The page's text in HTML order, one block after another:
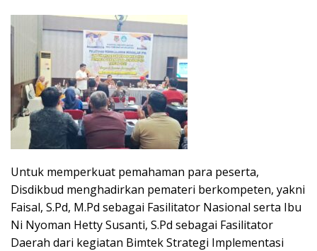
Untuk memperkuat pemahaman para peserta,
Disdikbud menghadirkan pemateri berkompeten, yakni
Faisal, S.Pd, M.Pd sebagai Fasilitator Nasional serta Ibu
Ni Nyoman Hetty Susanti, S.Pd sebagai Fasilitator
Daerah dari kegiatan Bimtek Strategi Implementasi